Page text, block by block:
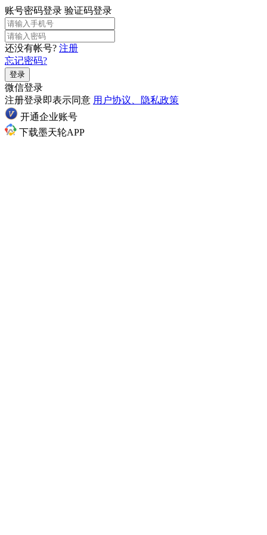
账号密码登录 验证码登录
还没有帐号? 注册
忘记密码?
登录
微信登录
注册登录即表示同意 用户协议、隐私政策
开通企业账号
下载墨天轮APP